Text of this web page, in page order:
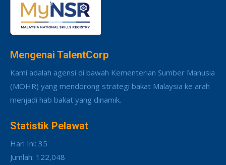
Mengenai TalentCorp
Kami adalah agensi di bawah Kementerian Sumber Manusia
(MOHR) yang mendorong strategi bakat Malaysia ke arah
menjadi hab bakat yang dinamik.
Statistik Pelawat
Hari Ini: 35
Jumlah: 122,048